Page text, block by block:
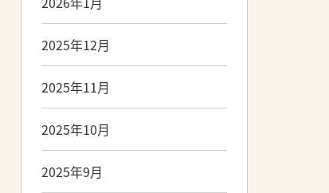
2025年12月
2025年11月
2025年10月
2025年9月